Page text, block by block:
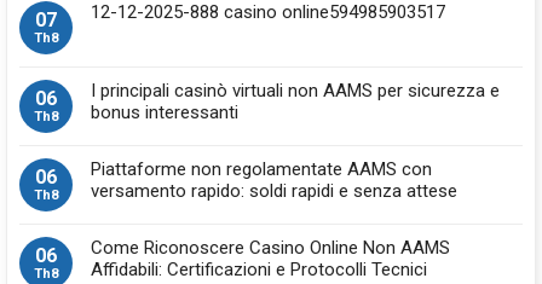
07
Th8
12-12-2025-888 casino online594985903517
06
Th8
I principali casinò virtuali non AAMS per sicurezza e
bonus interessanti
06
Th8
Piattaforme non regolamentate AAMS con
versamento rapido: soldi rapidi e senza attese
06
Th8
Come Riconoscere Casino Online Non AAMS
Affidabili: Certificazioni e Protocolli Tecnici